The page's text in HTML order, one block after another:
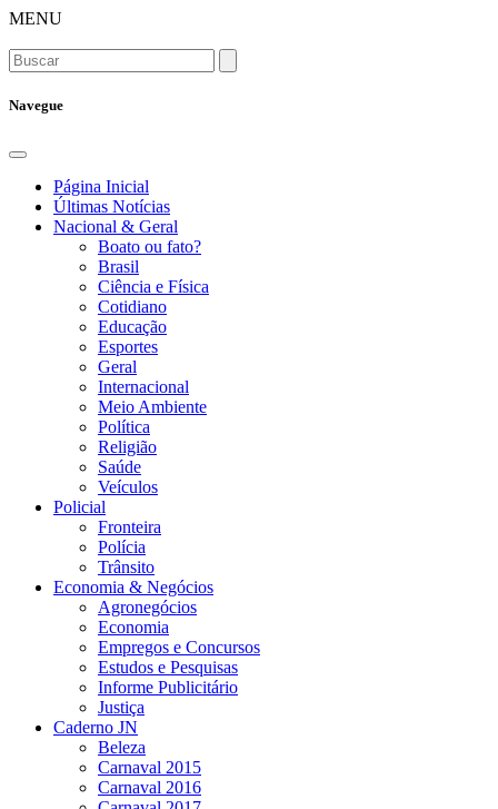
MENU
Navegue
Página Inicial
Últimas Notícias
Nacional & Geral
Boato ou fato?
Brasil
Ciência e Física
Cotidiano
Educação
Esportes
Geral
Internacional
Meio Ambiente
Política
Religião
Saúde
Veículos
Policial
Fronteira
Polícia
Trânsito
Economia & Negócios
Agronegócios
Economia
Empregos e Concursos
Estudos e Pesquisas
Informe Publicitário
Justiça
Caderno JN
Beleza
Carnaval 2015
Carnaval 2016